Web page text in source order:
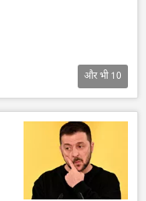
और भी10